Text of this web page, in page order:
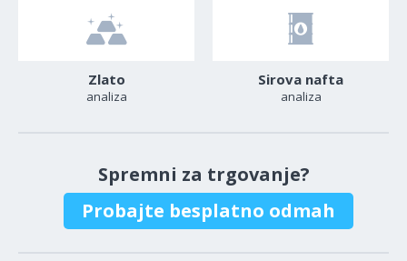
Zlato
analiza
Sirova nafta
analiza
Spremni za trgovanje?
Probajte besplatno odmah